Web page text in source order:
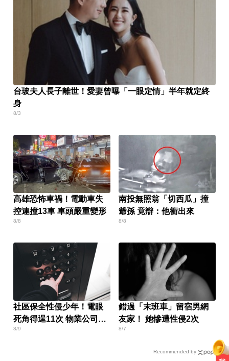
台玻夫人長子離世！愛妻曾曝「一眼定情」半年就定終
身
8/3
高雄恐怖車禍！電動車失
控連撞13車 車頭嚴重變形
8/8
南投無照翁「切西瓜」撞
爺孫 竟辯：他衝出來
8/8
社區保全性侵少年！電眼
死角得逞11次 物業公司也
要賠
8/9
錯過「末班車」留宿男網
友家！ 她慘遭性侵2次
8/7
Recommended by